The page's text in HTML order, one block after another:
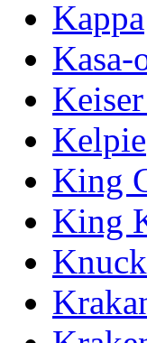
Kappa
Kasa-
Kelpie
King
King